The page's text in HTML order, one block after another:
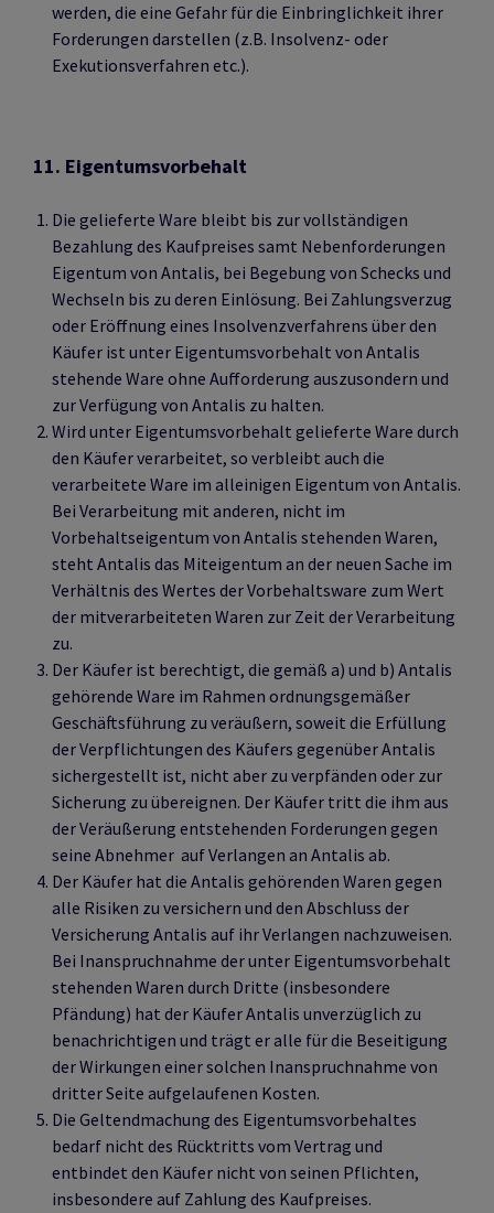
werden, die eine Gefahr für die Einbringlichkeit ihrer
Forderungen darstellen (z.B. Insolvenz- oder
Exekutionsverfahren etc.).
11. Eigentumsvorbehalt
Die gelieferte Ware bleibt bis zur vollständigen
Bezahlung des Kaufpreises samt Nebenforderungen
Eigentum von Antalis, bei Begebung von Schecks und
Wechseln bis zu deren Einlösung. Bei Zahlungsverzug
oder Eröffnung eines Insolvenzverfahrens über den
Käufer ist unter Eigentumsvorbehalt von Antalis
stehende Ware ohne Aufforderung auszusondern und
zur Verfügung von Antalis zu halten.
Wird unter Eigentumsvorbehalt gelieferte Ware durch
den Käufer verarbeitet, so verbleibt auch die
verarbeitete Ware im alleinigen Eigentum von Antalis.
Bei Verarbeitung mit anderen, nicht im
Vorbehaltseigentum von Antalis stehenden Waren,
steht Antalis das Miteigentum an der neuen Sache im
Verhältnis des Wertes der Vorbehaltsware zum Wert
der mitverarbeiteten Waren zur Zeit der Verarbeitung
zu.
Der Käufer ist berechtigt, die gemäß a) und b) Antalis
gehörende Ware im Rahmen ordnungsgemäßer
Geschäftsführung zu veräußern, soweit die Erfüllung
der Verpflichtungen des Käufers gegenüber Antalis
sichergestellt ist, nicht aber zu verpfänden oder zur
Sicherung zu übereignen. Der Käufer tritt die ihm aus
der Veräußerung entstehenden Forderungen gegen
seine Abnehmer auf Verlangen an Antalis ab.
Der Käufer hat die Antalis gehörenden Waren gegen
alle Risiken zu versichern und den Abschluss der
Versicherung Antalis auf ihr Verlangen nachzuweisen.
Bei Inanspruchnahme der unter Eigentumsvorbehalt
stehenden Waren durch Dritte (insbesondere
Pfändung) hat der Käufer Antalis unverzüglich zu
benachrichtigen und trägt er alle für die Beseitigung
der Wirkungen einer solchen Inanspruchnahme von
dritter Seite aufgelaufenen Kosten.
Die Geltendmachung des Eigentumsvorbehaltes
bedarf nicht des Rücktritts vom Vertrag und
entbindet den Käufer nicht von seinen Pflichten,
insbesondere auf Zahlung des Kaufpreises.